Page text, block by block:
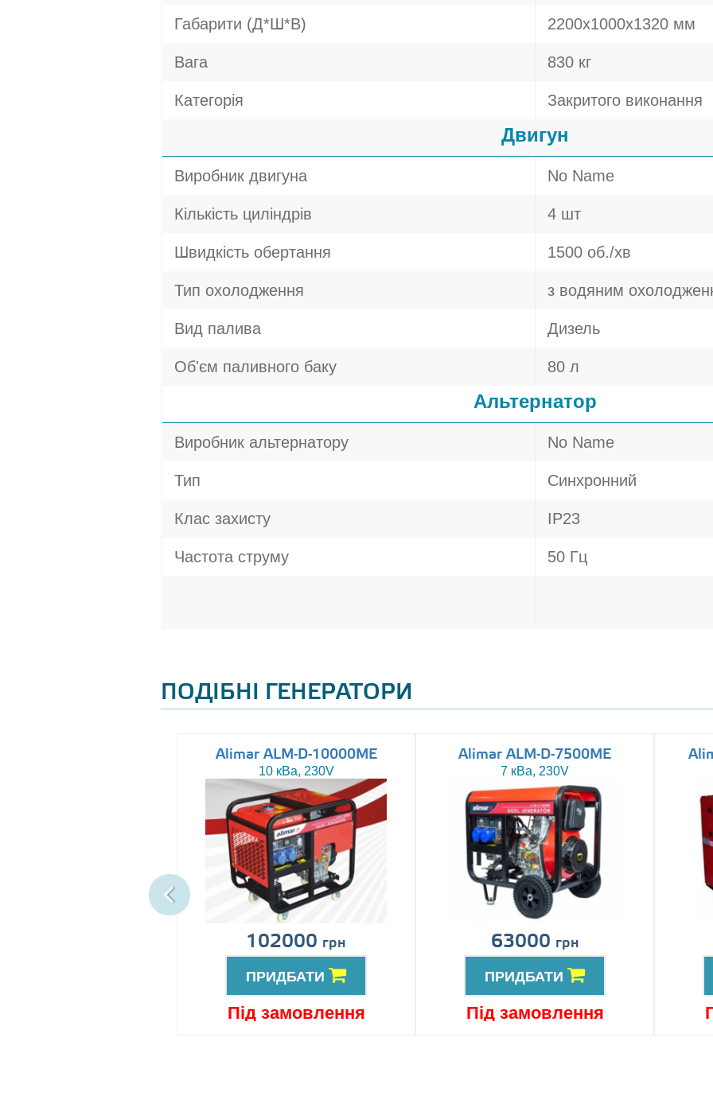
Габарити (Д*Ш*В) 2200х1000х1320 мм
Вага 830 кг
Категорія Закритого виконання
Двигун
Виробник двигуна No Name
Кількість циліндрів 4 шт
Швидкість обертання 1500 об./хв
Тип охолодження з водяним
Вид палива Дизель
Об'єм паливного баку 80 л
Альтернатор
Виробник альтернатору No Name
Тип Синхронний
Клас захисту IP23
Частота струму 50 Гц
ПОДІБНІ ГЕНЕРАТОРИ
Alimar ALM-D-10000ME
10 кВа, 230V
102000 грн
ПРИДБАТИ
Під замовлення
Alimar ALM-D-7500ME
7 кВа, 230V
63000 грн
ПРИДБАТИ
Під замовлення